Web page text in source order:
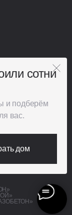
и подберём
вас.
сотни
дом